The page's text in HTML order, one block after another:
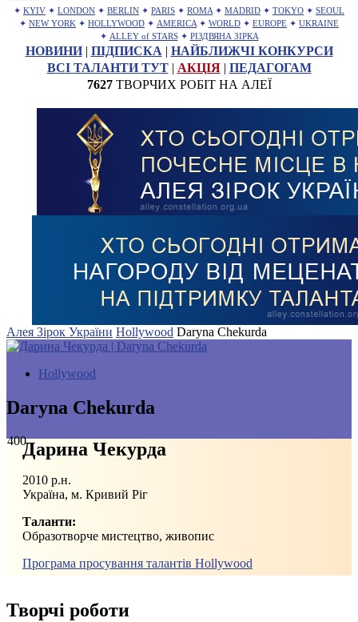
✦ KYIV ✦ LONDON ✦ BERLIN ✦ PARIS ✦ ROMA ✦ MADRID ✦ TOKYO ✦ SEOUL
✦ NEW YORK ✦ HOLLYWOOD ✦ AMERICA ✦ WORLD ✦ EUROPE ✦ UKRAINE
✦ ALLEY of STARS ✦ РІЗДВЯНА ЗІРКА
НОВИНИ| ПІДПИСКА | НАЙБЛИЖЧІ КОНКУРСИ
ВСІ ТАЛАНТИ ТУТ| АКЦІЯ| ПЕДАГОГАМ
7627ТВОРЧИХ РОБІТ НА АЛЕЇ
Алея Зірок України Hollywood Daryna Chekurda
Hollywood
Daryna Chekurda
400Дарина Чекурда
2010 р.н.
Україна, м. Кривий Ріг
Таланти:
Образотворче мистецтво, живопис
Програма просування талантів Hollywood
Творчі роботи